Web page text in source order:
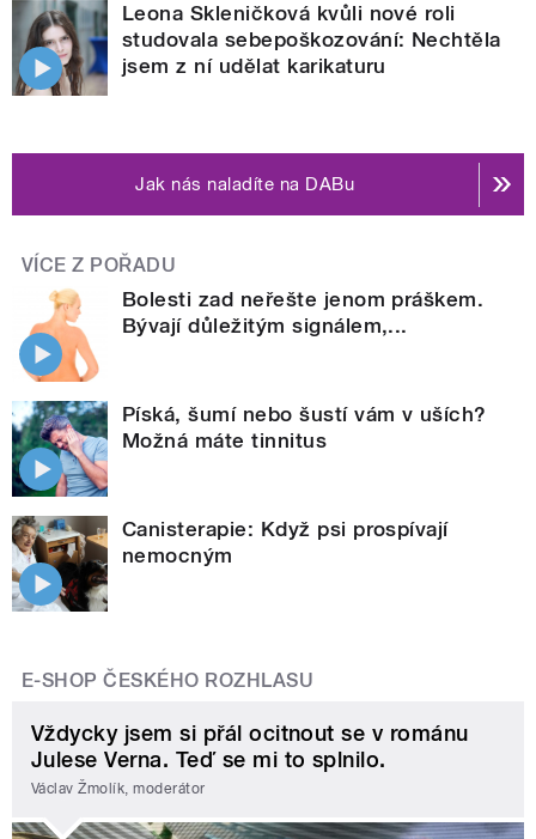
Leona Skleničková kvůli nové roli
studovala sebepoškozování: Nechtěla
jsem z ní udělat karikaturu
Jak nás naladíte na DABu
VÍCE Z POŘADU
Bolesti zad neřešte jenom práškem.
Bývají důležitým signálem,...
Píská, šumí nebo šustí vám v uších?
Možná máte tinnitus
Canisterapie: Když psi prospívají
nemocným
E-SHOP ČESKÉHO ROZHLASU
Vždycky jsem si přál ocitnout se v románu
Julese Verna. Teď se mi to splnilo.
Václav Žmolík, moderátor